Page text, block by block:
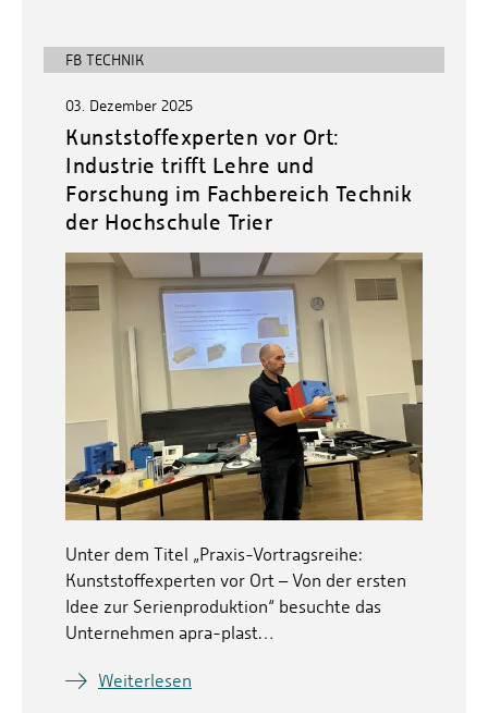
FB TECHNIK
03. Dezember 2025
Kunststoffexperten vor Ort:
Industrie trifft Lehre und
Forschung im Fachbereich Technik
der Hochschule Trier
Unter dem Titel „Praxis-Vortragsreihe:
Kunststoffexperten vor Ort – Von der ersten
Idee zur Serienproduktion“ besuchte das
Unternehmen apra-plast…
Weiterlesen